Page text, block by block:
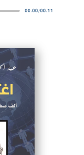
00:00/00:11